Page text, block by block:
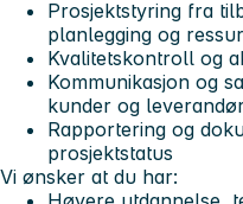
Prosjektstyring fra
planlegging og
Kvalitetskontroll og
Kommunikasjon og
kunder og
Rapportering og
prosjektstatus
Vi ønsker at du har: